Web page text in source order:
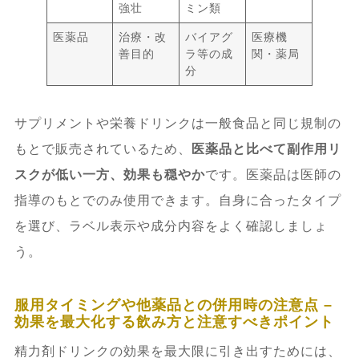
強壮
ミン類
医薬品
治療・改
善目的
バイアグ
ラ等の成
分
医療機
関・薬局
サプリメントや栄養ドリンクは一般食品と同じ規制の
もとで販売されているため、
医薬品と比べて副作用リ
スクが低い一方、効果も穏やかです。医薬品は医師の
指導のもとでのみ使用できます。自身に合ったタイプ
を選び、ラベル表示や成分内容をよく確認しましょ
う。
服用タイミングや他薬品との併用時の注意点 –
効果を最大化する飲み方と注意すべきポイント
精力剤ドリンクの効果を最大限に引き出すためには、